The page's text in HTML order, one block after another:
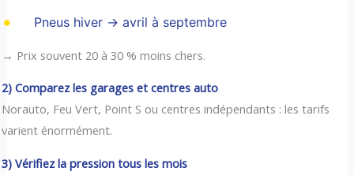
Pneus hiver → avril à septembre
→ Prix souvent 20 à 30 % moins chers.
2) Comparez les garages et centres auto
Norauto, Feu Vert, Point S ou centres indépendants : les tarifs
varient énormément.
3) Vérifiez la pression tous les mois